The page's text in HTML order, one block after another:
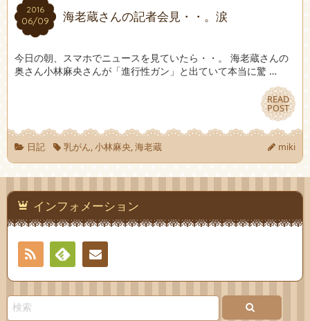
2016
06/09
2016
06/09 海老蔵さんの記者会見・・。涙
今日の朝、スマホでニュースを見ていたら・・。 海老蔵さんの
奥さん小林麻央さんが「進行性ガン」と出ていて本当に驚 …
READ
POST
READ
POST
日記 乳がん,小林麻央,海老蔵 miki
インフォメーション
RSS
Feedlyお問